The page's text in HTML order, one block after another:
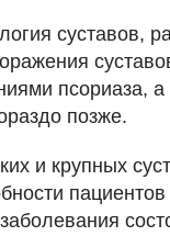
суставов,
псориаза, а
позже.
и крупных